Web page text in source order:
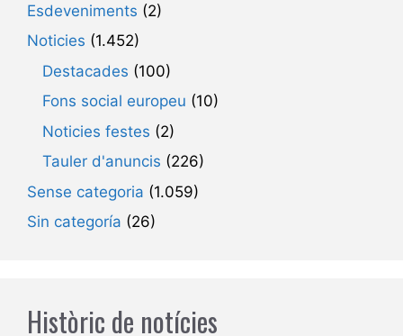
Esdeveniments (2)
Noticies (1.452)
Destacades (100)
Fons social europeu (10)
Noticies festes (2)
Tauler d'anuncis (226)
Sense categoria (1.059)
Sin categoría (26)
Històric de notícies